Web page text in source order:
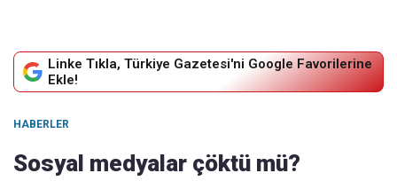
Linke Tıkla, Türkiye Gazetesi'ni Google Favorilerine
Ekle!
HABERLER
Sosyal medyalar çöktü mü?